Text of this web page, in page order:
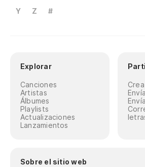
Y
Z #
Explorar
Canciones
Artistas
Álbumes
Playlists
Actualizaciones
Lanzamientos
Sobre el sitio web